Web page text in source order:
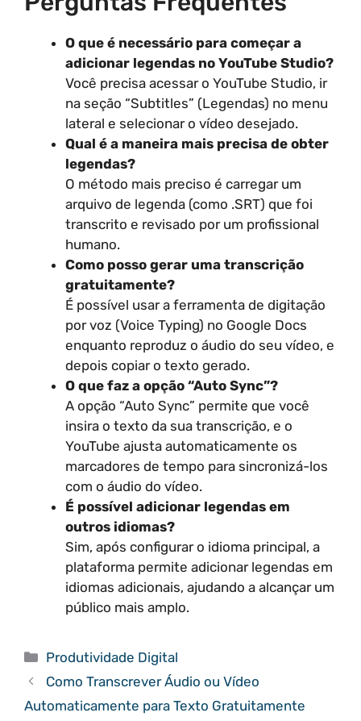
O que é necessário para começar a
adicionar legendas no YouTube Studio?
Você precisa acessar o YouTube Studio, ir
na seção “Subtitles” (Legendas) no menu
lateral e selecionar o vídeo desejado.
Qual é a maneira mais precisa de obter
legendas?
O método mais preciso é carregar um
arquivo de legenda (como .SRT) que foi
transcrito e revisado por um profissional
humano.
Como posso gerar uma transcrição
gratuitamente?
É possível usar a ferramenta de digitação
por voz (Voice Typing) no Google Docs
enquanto reproduz o áudio do seu vídeo, e
depois copiar o texto gerado.
O que faz a opção “Auto Sync”?
A opção “Auto Sync” permite que você
insira o texto da sua transcrição, e o
YouTube ajusta automaticamente os
marcadores de tempo para sincronizá-los
com o áudio do vídeo.
É possível adicionar legendas em
outros idiomas?
Sim, após configurar o idioma principal, a
plataforma permite adicionar legendas em
idiomas adicionais, ajudando a alcançar um
público mais amplo.
Categorias
Produtividade Digital
Como Transcrever Áudio ou Vídeo
Automaticamente para Texto Gratuitamente